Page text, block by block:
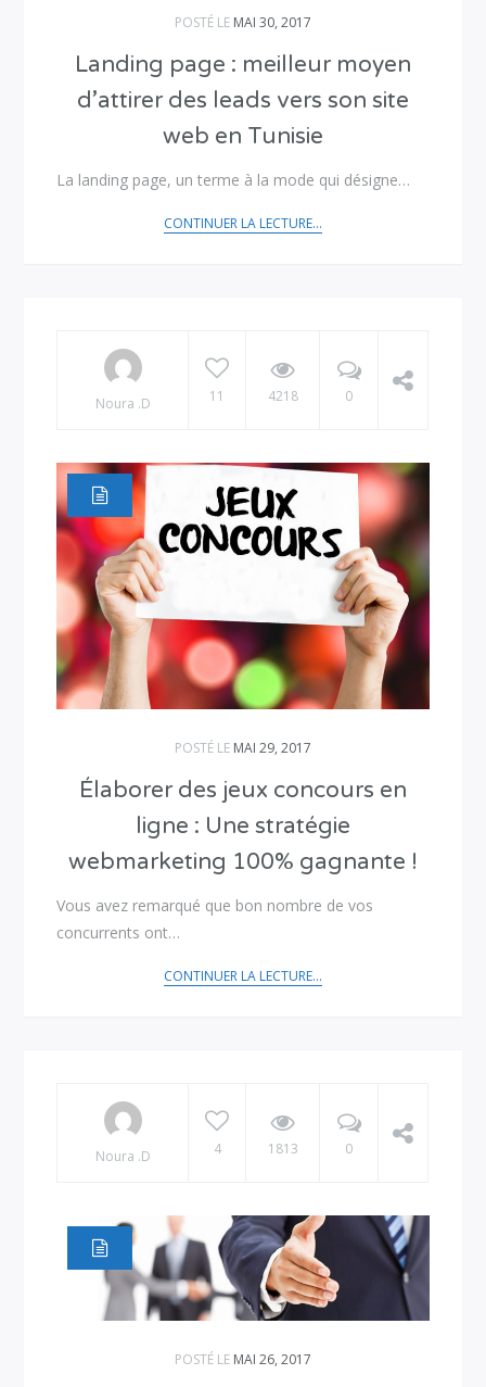
POSTÉ LE MAI 30, 2017
Landing page : meilleur moyen
d’attirer des leads vers son site
web en Tunisie
La landing page, un terme à la mode qui désigne…
CONTINUER LA LECTURE...
Noura .D 11 4218 0
POSTÉ LE MAI 29, 2017
Élaborer des jeux concours en
ligne : Une stratégie
webmarketing 100% gagnante !
Vous avez remarqué que bon nombre de vos
concurrents ont…
CONTINUER LA LECTURE...
Noura .D 4 1813 0
POSTÉ LE MAI 26, 2017